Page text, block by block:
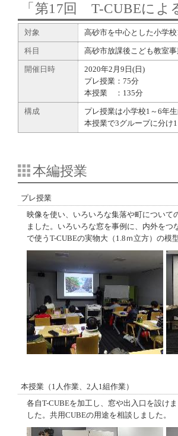
「第17回 T-CUBEによ
対象 高砂市を中心とした小学校
科目 高砂市放課後こども教室
開催日時
2020年2月9日(日)
プレ授業：75分
本授業 ：135分
構成
プレ授業は小学校1～6年
本授業で3グループに分け
本編授業
プレ授業
映像を使い、いろいろな集落や町について
ました。いろいろな窓を事例に、内外を
で使うT-CUBEの実物大（1.8ｍ立方）の模
本授業（1人作業、2人1組作業）
各自T-CUBEを加工し、窓や出入口を設け
した。共用CUBEの用途を相談しました。